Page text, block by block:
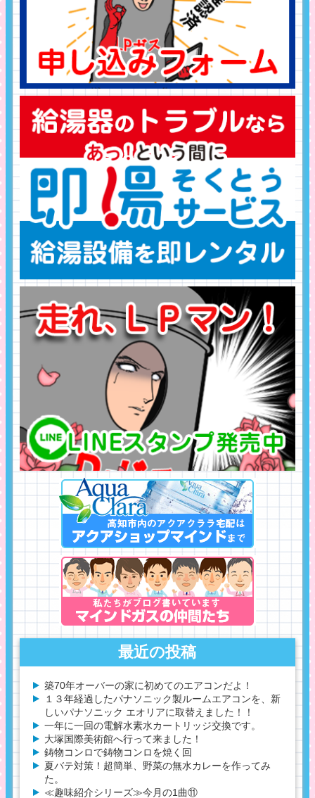
最近の投稿
築70年オーバーの家に初めてのエアコンだよ！
１３年経過したパナソニック製ルームエアコンを、新
しいパナソニック エオリアに取替えました！！
一年に一回の電解水素水カートリッジ交換です。
大塚国際美術館へ行って来ました！
鋳物コンロで鋳物コンロを焼く回
夏バテ対策！超簡単、野菜の無水カレーを作ってみ
た。
≪趣味紹介シリーズ≫今月の1曲⑪